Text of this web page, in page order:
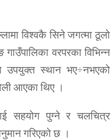
विश्वकै सिने जगत्मा ठूलो
वरपरका विभिन्न
उपयुक्त स्थान भए÷नभएको
आएका थिए ।
सहयोग पुग्ने र चलचित्र
गरिएको छ ।